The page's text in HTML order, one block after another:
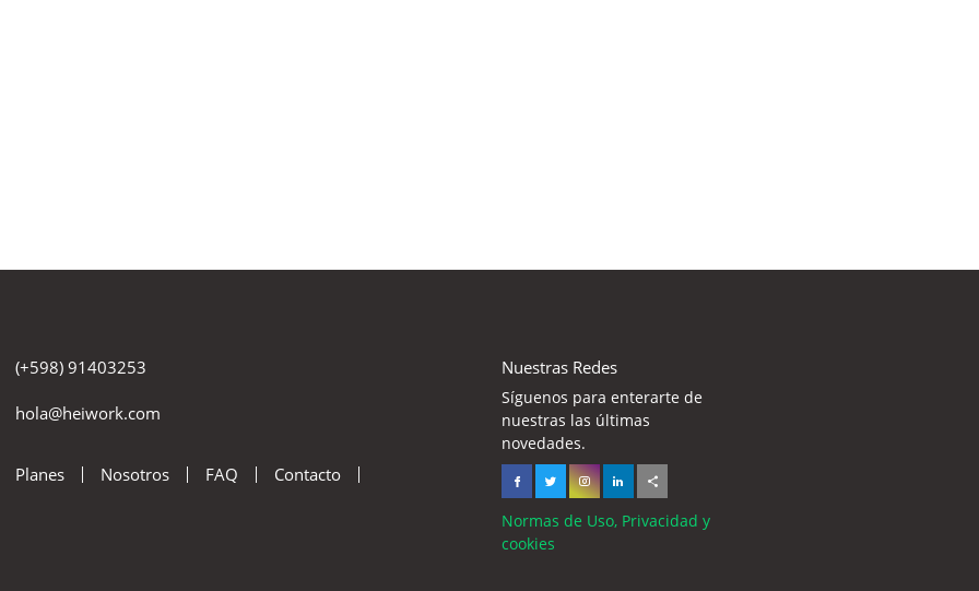
(+598) 91403253
hola@heiwork.com
Planes Nosotros FAQ Contacto
Nuestras Redes
Síguenos para enterarte de
nuestras las últimas
novedades.
Normas de Uso, Privacidad y
cookies